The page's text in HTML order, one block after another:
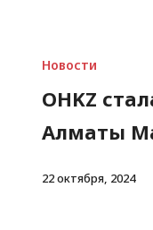
Новости
OHKZ
Алматы
22 октября, 2024